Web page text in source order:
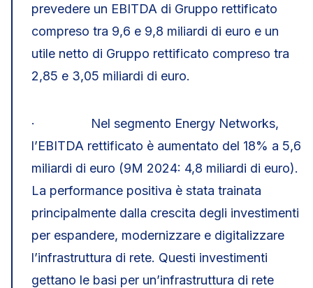
prevedere un EBITDA di Gruppo rettificato
compreso tra 9,6 e 9,8 miliardi di euro e un
utile netto di Gruppo rettificato compreso tra
2,85 e 3,05 miliardi di euro.
· Nel segmento Energy Networks,
l’EBITDA rettificato è aumentato del 18% a 5,6
miliardi di euro (9M 2024: 4,8 miliardi di euro).
La performance positiva è stata trainata
principalmente dalla crescita degli investimenti
per espandere, modernizzare e digitalizzare
l’infrastruttura di rete. Questi investimenti
gettano le basi per un’infrastruttura di rete